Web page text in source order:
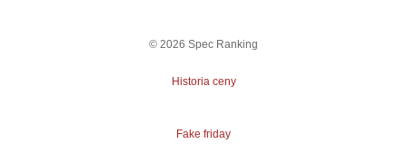
© 2026 Spec Ranking
Historia ceny
Fake friday